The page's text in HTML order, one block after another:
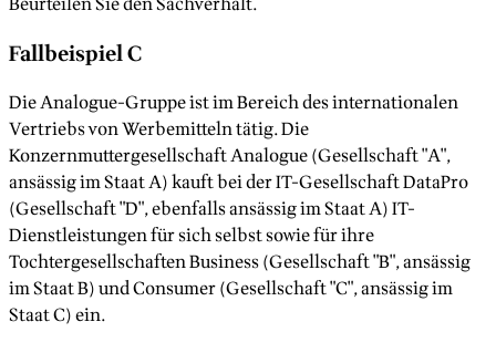
Fallbeispiel C
Die Analogue-Gruppe ist im Bereich des internationalen
Vertriebs von Werbemitteln tätig. Die
Konzernmuttergesellschaft Analogue (Gesellschaft "A",
ansässig im Staat A) kauft bei der IT-Gesellschaft DataPro
(Gesellschaft "D", ebenfalls ansässig im Staat A) IT-
Dienstleistungen für sich selbst sowie für ihre
Tochtergesellschaften Business (Gesellschaft "B", ansässig
im Staat B) und Consumer (Gesellschaft "C", ansässig im
Staat C) ein.